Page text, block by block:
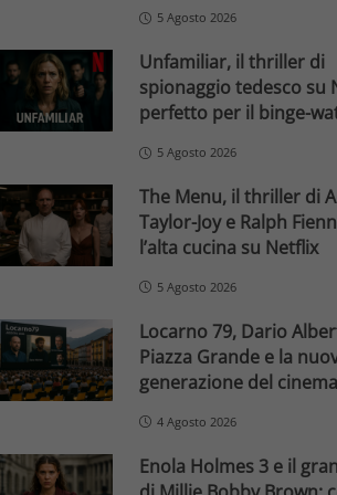
5 Agosto 2026
Unfamiliar, il thriller di
spionaggio tedesco su
perfetto per il binge-
5 Agosto 2026
The Menu, il thriller di
Taylor-Joy e Ralph
l’alta cucina su Netflix
5 Agosto 2026
Locarno 79, Dario
Piazza Grande e la
generazione del
4 Agosto 2026
Enola Holmes 3 e il